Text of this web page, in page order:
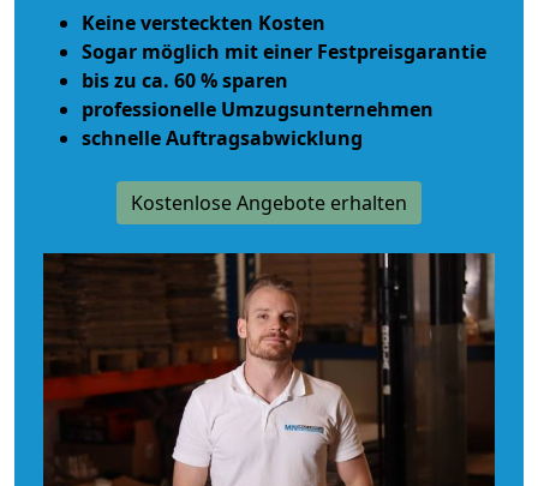
Keine versteckten Kosten
Sogar möglich mit einer Festpreisgarantie
bis zu ca. 60 % sparen
professionelle Umzugsunternehmen
schnelle Auftragsabwicklung
Kostenlose Angebote erhalten